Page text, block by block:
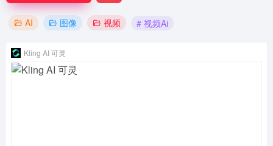
AI 图像 视频 # 视频Ai
Kling AI 可灵